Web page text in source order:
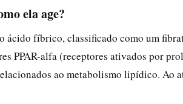
ela age?
fíbrico, classificado como um
PPAR-alfa (receptores ativados por
ao metabolismo lipídico. Ao